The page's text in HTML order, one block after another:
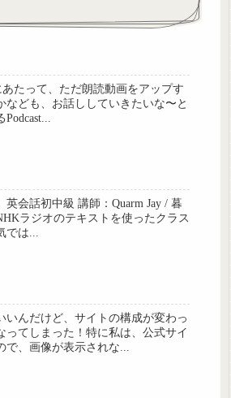
たって、ただ朗読動画をアップす
ども、お話ししていきたいな〜と
会話初中級 講師：Quarm Jay / 暮
ラジオのテキストを使ったクラス
は...
んだけど、サイトの構成が変わっ
てしまった！特に私は、公式サイ
で、画像が表示されな...